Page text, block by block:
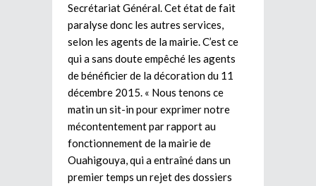
Secrétariat Général. Cet état de fait
paralyse donc les autres services,
selon les agents de la mairie. C’est ce
qui a sans doute empêché les agents
de bénéficier de la décoration du 11
décembre 2015. « Nous tenons ce
matin un sit-in pour exprimer notre
mécontentement par rapport au
fonctionnement de la mairie de
Ouahigouya, qui a entraîné dans un
premier temps un rejet des dossiers